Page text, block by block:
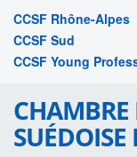
CCSF Rhône-Alpes
CCSF Sud
CCSF Young
CHAMBRE
SUÉDOISE